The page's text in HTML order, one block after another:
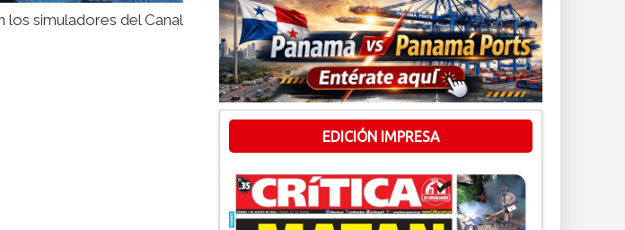
los simuladores del Canal
EDICIÓN IMPRESA